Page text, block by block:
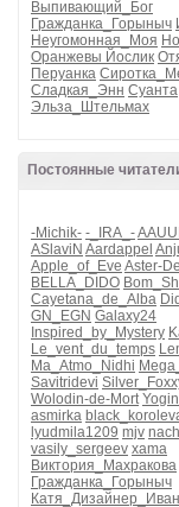
Выпивающий_Бог
Гражданка_Горыныч
Неугомонная_Моя
Оранжевы Йослик
Перуанка
Сладкая_Энн Суанта
Эльза_Штельмах
Постоянные
-Michik- -_IRA_-
ASlaviN Aardappel
Apple_of_Eve Aster-
BELLA_DIDO
Cayetana_de_Alba
GN_EGN Galaxy24
Inspired_by_Mystery
Le_vent_du_temps
Ma_Atmo_Nidhi
Savitridevi
Wolodin-de-Mort
asmirka
lyudmila1209 mjv
vasily_sergeev xama
Виктория_Махракова
Гражданка_Горыныч